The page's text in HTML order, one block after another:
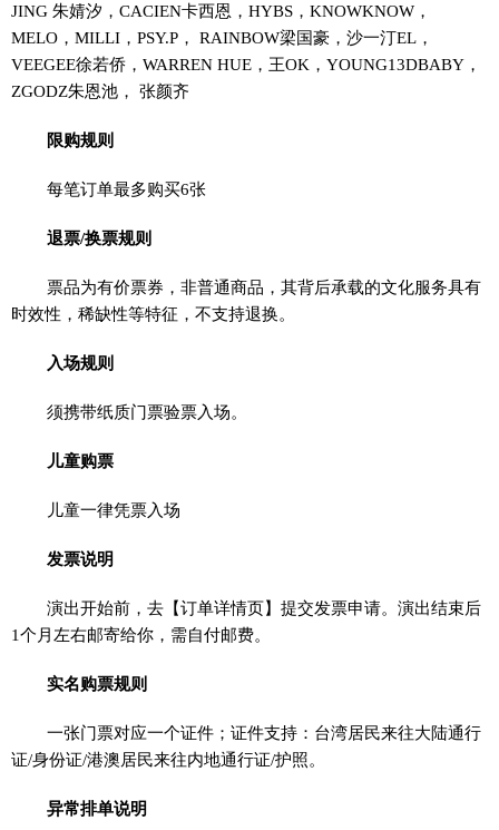
JING 朱婧汐，CACIEN卡西恩，HYBS，KNOWKNOW，
MELO，MILLI，PSY.P， RAINBOW梁国豪，沙一汀EL，
VEEGEE徐若侨，WARREN HUE，王OK，YOUNG13DBABY，
ZGODZ朱恩池， 张颜齐
限购规则
每笔订单最多购买6张
退票/换票规则
票品为有价票券，非普通商品，其背后承载的文化服务具有
时效性，稀缺性等特征，不支持退换。
入场规则
须携带纸质门票验票入场。
儿童购票
儿童一律凭票入场
发票说明
演出开始前，去【订单详情页】提交发票申请。演出结束后
1个月左右邮寄给你，需自付邮费。
实名购票规则
一张门票对应一个证件；证件支持：台湾居民来往大陆通行
证/身份证/港澳居民来往内地通行证/护照。
异常排单说明